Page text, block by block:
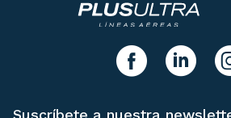
facebooklinkedIn
Suscríbete a nuestra